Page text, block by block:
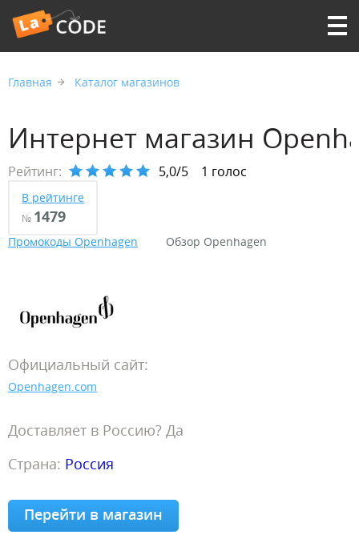
Главная Каталог магазинов
Интернет магазин
Рейтинг: 5,0/5 1 голос
В рейтинге
№ 1479
Промокоды Openhagen Обзор Openhagen
Официальный сайт:
Openhagen.com
Доставляет в Россию? Да
Страна: Россия
Перейти в магазин